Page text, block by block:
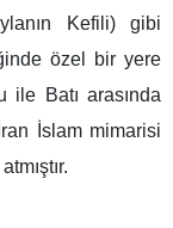
Kefili) gibi
özel bir yere
ile Batı arasında
İslam mimarisi